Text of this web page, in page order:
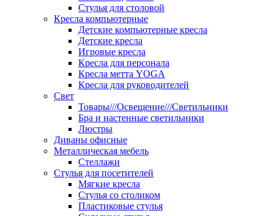
Стулья для столовой
Кресла компьютерные
Детские компьютерные кресла
Детские кресла
Игровые кресла
Кресла для персонала
Кресла метта YOGA
Кресла для руководителей
Свет
Товары///Освещение///Светильники
Бра и настенные светильники
Люстры
Диваны офисные
Металлическая мебель
Стеллажи
Стулья для посетителей
Мягкие кресла
Стулья со столиком
Пластиковые стулья